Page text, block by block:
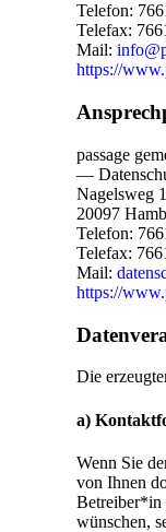
Telefon:
Telefax:
Mail:
https://
passage
—
Nagelsweg
20097
Telefon:
Telefax:
Mail:
https://
Die
a)
Wenn Sie
von Ihnen
Betreiber*in
wünschen,